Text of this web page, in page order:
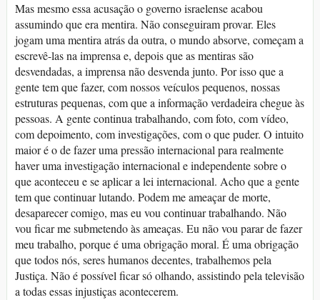
Mas mesmo essa acusação o governo israelense acabou
assumindo que era mentira. Não conseguiram provar. Eles
jogam uma mentira atrás da outra, o mundo absorve, começam a
escrevê-las na imprensa e, depois que as mentiras são
desvendadas, a imprensa não desvenda junto. Por isso que a
gente tem que fazer, com nossos veículos pequenos, nossas
estruturas pequenas, com que a informação verdadeira chegue às
pessoas. A gente continua trabalhando, com foto, com vídeo,
com depoimento, com investigações, com o que puder. O intuito
maior é o de fazer uma pressão internacional para realmente
haver uma investigação internacional e independente sobre o
que aconteceu e se aplicar a lei internacional. Acho que a gente
tem que continuar lutando. Podem me ameaçar de morte,
desaparecer comigo, mas eu vou continuar trabalhando. Não
vou ficar me submetendo às ameaças. Eu não vou parar de fazer
meu trabalho, porque é uma obrigação moral. É uma obrigação
que todos nós, seres humanos decentes, trabalhemos pela
Justiça. Não é possível ficar só olhando, assistindo pela televisão
a todas essas injustiças acontecerem.